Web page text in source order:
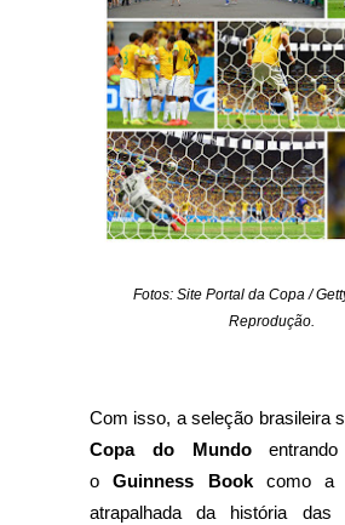
Fotos: Site Portal da Copa /
Reprodução.
Com isso, a seleção brasileira
Copa do Mundo
oGuinness Bookcomo a
atrapalhada da história das